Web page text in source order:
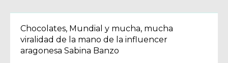
Chocolates, Mundial y mucha, mucha
viralidad de la mano de la influencer
aragonesa Sabina Banzo